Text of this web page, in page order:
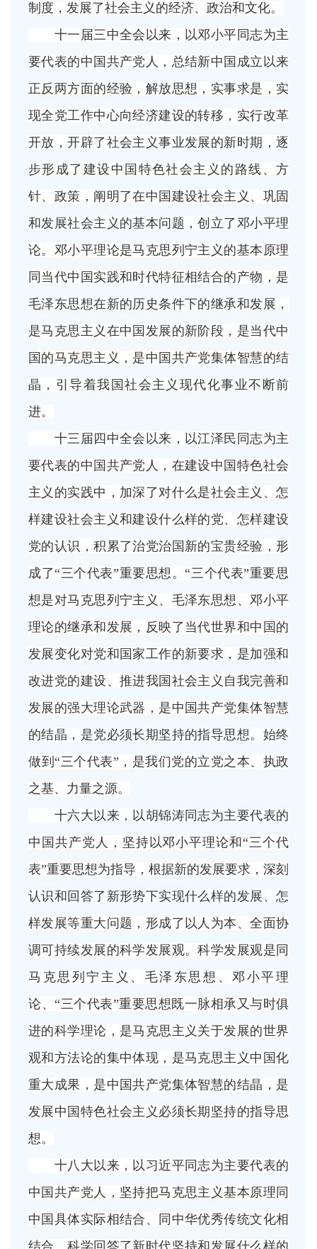
制度，发展了社会主义的经济、政治和文化。
十一届三中全会以来，以邓小平同志为主
要代表的中国共产党人，总结新中国成立以来
正反两方面的经验，解放思想，实事求是，实
现全党工作中心向经济建设的转移，实行改革
开放，开辟了社会主义事业发展的新时期，逐
步形成了建设中国特色社会主义的路线、方
针、政策，阐明了在中国建设社会主义、巩固
和发展社会主义的基本问题，创立了邓小平理
论。邓小平理论是马克思列宁主义的基本原理
同当代中国实践和时代特征相结合的产物，是
毛泽东思想在新的历史条件下的继承和发展，
是马克思主义在中国发展的新阶段，是当代中
国的马克思主义，是中国共产党集体智慧的结
晶，引导着我国社会主义现代化事业不断前
进。
十三届四中全会以来，以江泽民同志为主
要代表的中国共产党人，在建设中国特色社会
主义的实践中，加深了对什么是社会主义、怎
样建设社会主义和建设什么样的党、怎样建设
党的认识，积累了治党治国新的宝贵经验，形
成了“三个代表”重要思想。“三个代表”重要思
想是对马克思列宁主义、毛泽东思想、邓小平
理论的继承和发展，反映了当代世界和中国的
发展变化对党和国家工作的新要求，是加强和
改进党的建设、推进我国社会主义自我完善和
发展的强大理论武器，是中国共产党集体智慧
的结晶，是党必须长期坚持的指导思想。始终
做到“三个代表”，是我们党的立党之本、执政
之基、力量之源。
十六大以来，以胡锦涛同志为主要代表的
中国共产党人，坚持以邓小平理论和 “三个代
表”重要思想为指导，根据新的发展要求，深刻
认识和回答了新形势下实现什么样的发展、怎
样发展等重大问题，形成了以人为本、全面协
调可持续发展的科学发展观。科学发展观是同
马克思列宁主义、毛泽东思想、邓小平理
论、“三个代表”重要思想既一脉相承又与时俱
进的科学理论，是马克思主义关于发展的世界
观和方法论的集中体现，是马克思主义中国化
重大成果，是中国共产党集体智慧的结晶，是
发展中国特色社会主义必须长期坚持的指导思
想。
十八大以来，以习近平同志为主要代表的
中国共产党人，坚持把马克思主义基本原理同
中国具体实际相结合、同中华优秀传统文化相